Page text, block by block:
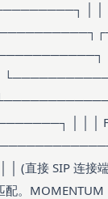
│
││
│ │
│ │ │
] │ │ (直接 SIP
。